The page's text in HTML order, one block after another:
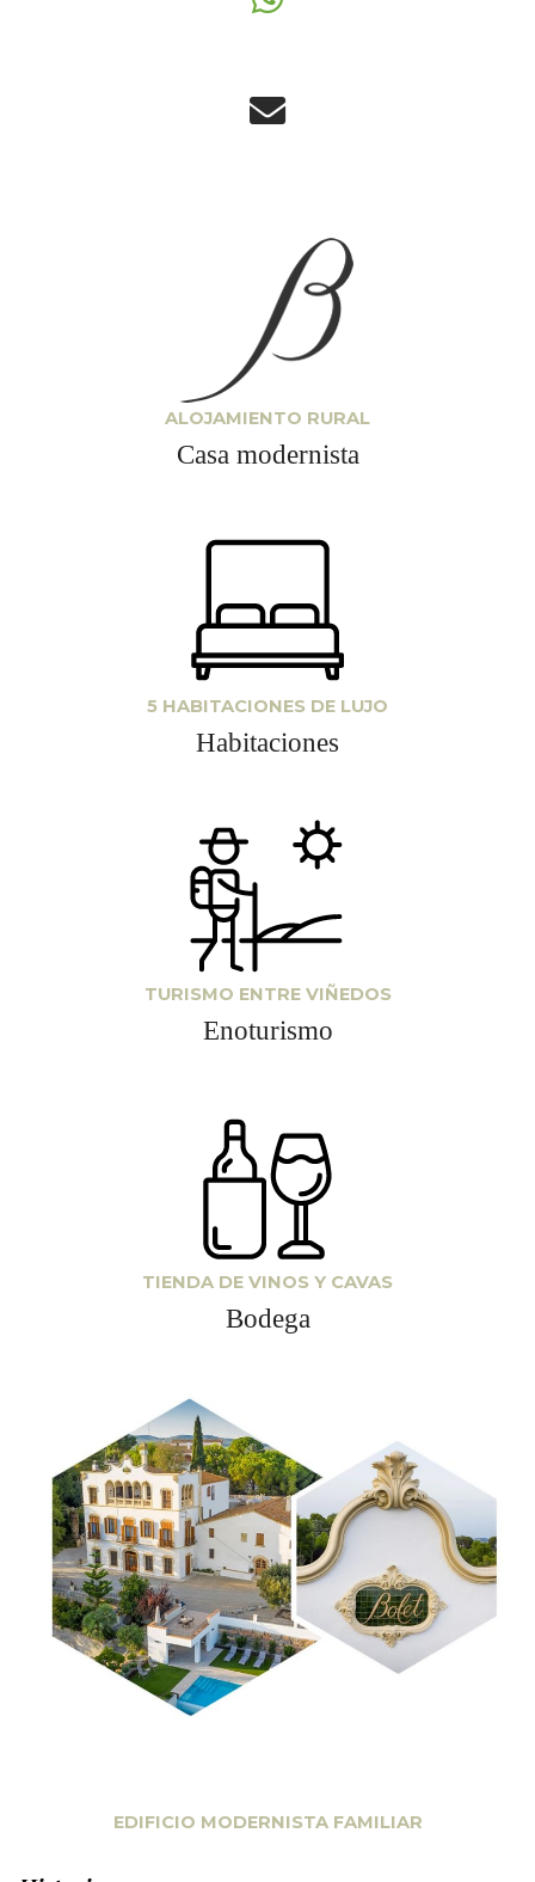
ALOJAMIENTO RURAL
Casa modernista
5 HABITACIONES DE LUJO
Habitaciones
TURISMO ENTRE VIÑEDOS
Enoturismo
TIENDA DE VINOS Y CAVAS
Bodega
EDIFICIO MODERNISTA FAMILIAR